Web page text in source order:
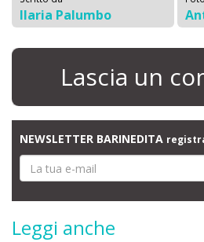
Ilaria Palumbo
Lascia un
NEWSLETTER BARINEDITA
Leggi anche